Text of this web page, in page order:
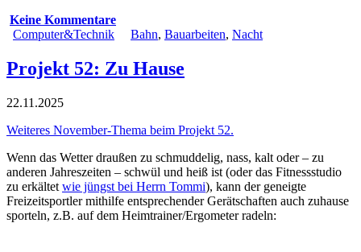
Keine Kommentare
Computer&Technik
Bahn, Bauarbeiten, Nacht
Projekt 52: Zu Hause
22.11.2025
Weiteres November-Thema beim Projekt 52.
Wenn das Wetter draußen zu schmuddelig, nass, kalt oder – zu
anderen Jahreszeiten – schwül und heiß ist (oder das Fitnessstudio
zu erkältet wie jüngst bei Herrn Tommi), kann der geneigte
Freizeitsportler mithilfe entsprechender Gerätschaften auch zuhause
sporteln, z.B. auf dem Heimtrainer/Ergometer radeln: